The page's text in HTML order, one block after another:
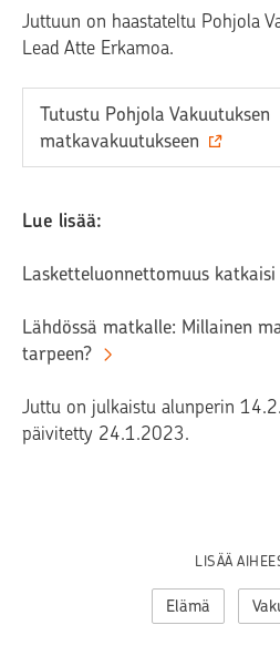
Juttuun on haastateltu Pohjola
Lead Atte Erkamoa.
Tutustu Pohjola Vakuutuksen
matkavakuutukseen
Lue lisää:
Lasketteluonnettomuus
Lähdössä matkalle: Millainen
tarpeen?
Juttu on julkaistu alunperin
päivitetty 24.1.2023.
LISÄÄ
Elämä